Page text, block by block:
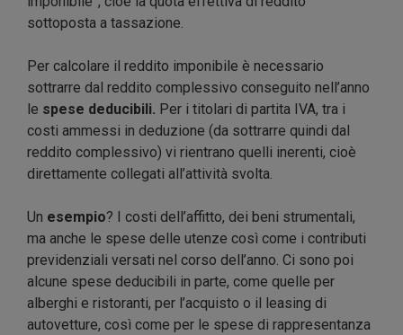
sottoposta a tassazione.
Per calcolare il reddito imponibile è necessario
sottrarre dal reddito complessivo conseguito nell’anno
le spese deducibili. Per i titolari di partita IVA, tra i
costi ammessi in deduzione (da sottrarre quindi dal
reddito complessivo) vi rientrano quelli inerenti, cioè
direttamente collegati all’attività svolta.
Un esempio? I costi dell’affitto, dei beni strumentali,
ma anche le spese delle utenze così come i contributi
previdenziali versati nel corso dell’anno. Ci sono poi
alcune spese deducibili in parte, come quelle per
alberghi e ristoranti, per l’acquisto o il leasing di
autovetture, così come per le spese di rappresentanza